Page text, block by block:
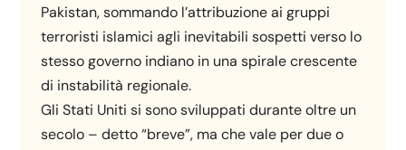
Pakistan, sommando l’attribuzione ai gruppi
terroristi islamici agli inevitabili sospetti verso lo
stesso governo indiano in una spirale crescente
di instabilità regionale.
Gli Stati Uniti si sono sviluppati durante oltre un
secolo – detto “breve”, ma che vale per due o